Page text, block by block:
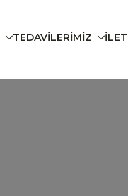
TEDAVILERIMIZ